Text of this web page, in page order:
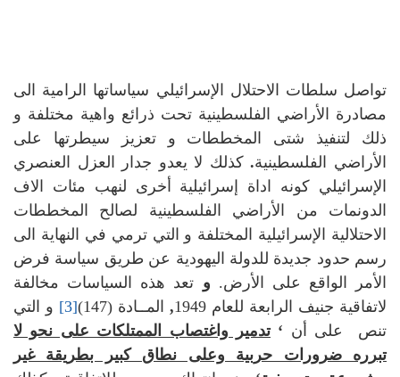
تواصل سلطات الاحتلال الإسرائيلي سياساتها الرامية الى
مصادرة الأراضي الفلسطينية تحت ذرائع واهية مختلفة و
ذلك لتنفيذ شتى المخططات و تعزيز سيطرتها على
الأراضي الفلسطينية.كذلك لا يعدو جدار العزل العنصري
الإسرائيلي كونه اداة إسرائيلية أخرى لنهب مئات الاف
الدونمات من الأراضي الفلسطينية لصالح المخططات
الاحتلالية الإسرائيلية المختلفة و التي ترمي في النهاية الى
رسم حدود جديدة للدولة اليهودية عن طريق سياسة فرض
الأمر الواقع على الأرض. و تعد هذه السياسات مخالفة
لاتفاقية جنيف الرابعة للعام 1949
, المــادة (147) [3]
و التي
تنص على أن ‘تدمير واغتصاب الممتلكات على نحو لا
تبرره ضرورات حربية وعلى نطاق كبير بطريقة غير